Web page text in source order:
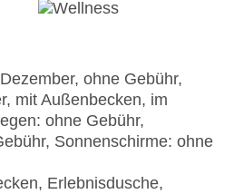
ohne Gebühr,
mit Außenbecken, im
ohne Gebühr,
Sonnenschirme: ohne
Erlebnisdusche,